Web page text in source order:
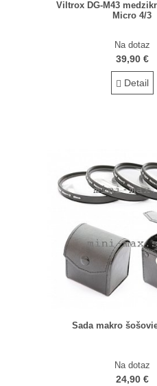
Viltrox DG-M43
Micro 4/3
Na dotaz
39,90 €
Detail
Sada makro
Na dotaz
24,90 €